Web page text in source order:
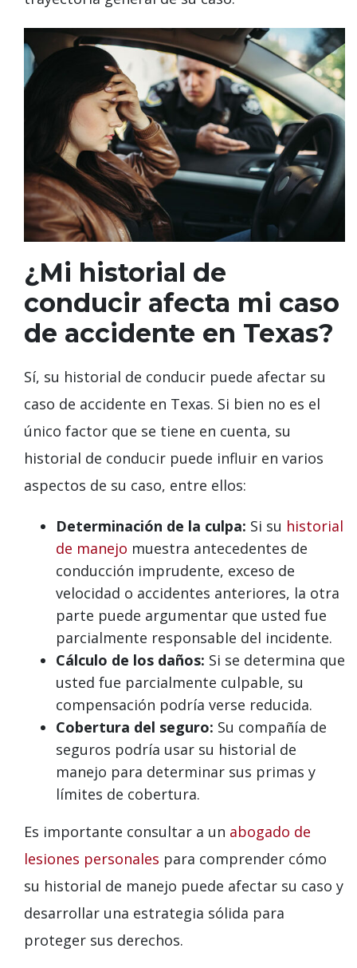
¿Mi historial de
conducir afecta mi caso
de accidente en Texas?
Sí, su historial de conducir puede afectar su
caso de accidente en Texas. Si bien no es el
único factor que se tiene en cuenta, su
historial de conducir puede influir en varios
aspectos de su caso, entre ellos:
Determinación de la culpa: Si su historial
de manejo muestra antecedentes de
conducción imprudente, exceso de
velocidad o accidentes anteriores, la otra
parte puede argumentar que usted fue
parcialmente responsable del incidente.
Cálculo de los daños: Si se determina que
usted fue parcialmente culpable, su
compensación podría verse reducida.
Cobertura del seguro: Su compañía de
seguros podría usar su historial de
manejo para determinar sus primas y
límites de cobertura.
Es importante consultar a un abogado de
lesiones personales para comprender cómo
su historial de manejo puede afectar su caso y
desarrollar una estrategia sólida para
proteger sus derechos.